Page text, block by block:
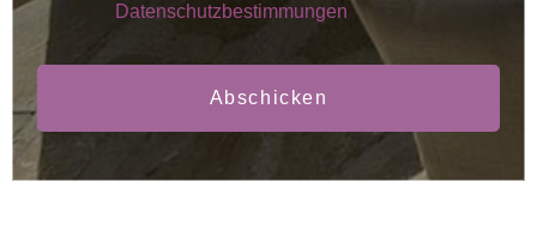
Datenschutzbestimmungen
Abschicken